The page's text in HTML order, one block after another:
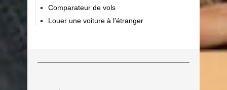
Comparateur de vols
Louer une voiture à l'étranger